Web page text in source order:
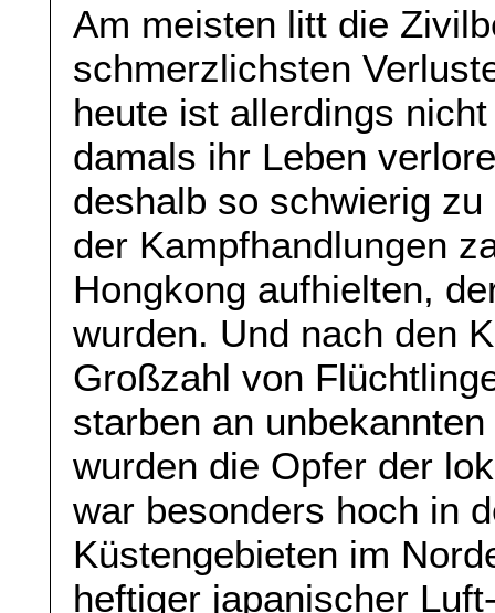
Am meisten litt die
schmerzlichsten
heute ist allerdings
damals ihr Leben
deshalb so schwierig
der Kampfhandlungen
Hongkong aufhielten,
wurden. Und nach den
Großzahl von
starben an
wurden die Opfer der
war besonders hoch in
Küstengebieten im
heftiger japanischer